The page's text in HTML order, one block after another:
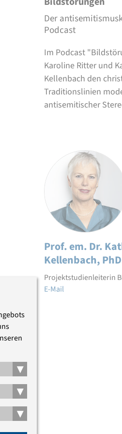
Der
Podcast
Im Podcast
Karoline Ritter und
Kellenbach den
Traditionslinien
antisemitischer
Prof. em. Dr.
Kellenbach, PhD
Projektstudienleiterin
E-Mail
▾
▾
▾